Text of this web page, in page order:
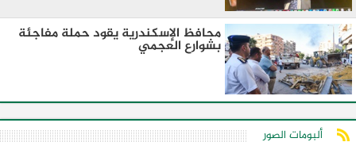
محافظ الإسكندرية يقود حملة مفاجئة
بشوارع العجمي
ألبومات الصور